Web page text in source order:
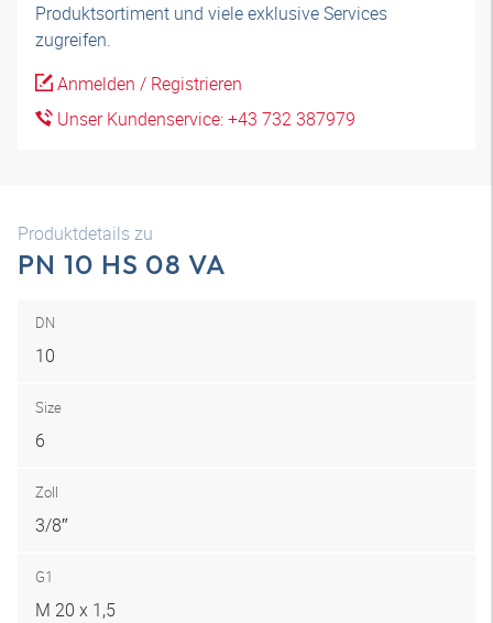
Produktsortiment und viele exklusive Services
zugreifen.
Anmelden / Registrieren
Unser Kundenservice: +43 732 387979
Produktdetails zu
PN 10 HS 08 VA
DN
10
Size
6
Zoll
3/8″
G1
M 20 x 1,5